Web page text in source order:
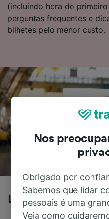
(incluindo hora do
perguntas frequentes e
bilhetes pelo menor custo.
Lauterbrunnen
Nos
Obrigado por
Sabemos que lidar
pessoais é uma
Veja como